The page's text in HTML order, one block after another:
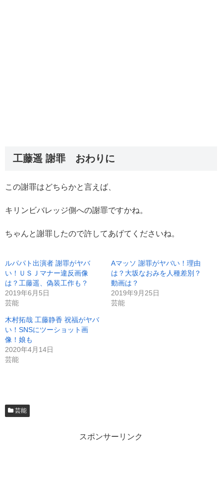
工藤遥 謝罪 おわりに
この謝罪はどちらかと言えば、
キリンビバレッジ側への謝罪ですかね。
ちゃんと謝罪したので許してあげてくださいね。
ルパパト出演者 謝罪がヤバ
い！ＵＳＪマナー違反画像
は？工藤遥、偽装工作も？
2019年6月5日
芸能
Aマッソ 謝罪がヤバい！理由
は？大坂なおみを人種差別？
動画は？
2019年9月25日
芸能
木村拓哉 工藤静香 祝福がヤバ
い！SNSにツーショット画
像！娘も
2020年4月14日
芸能
芸能
スポンサーリンク